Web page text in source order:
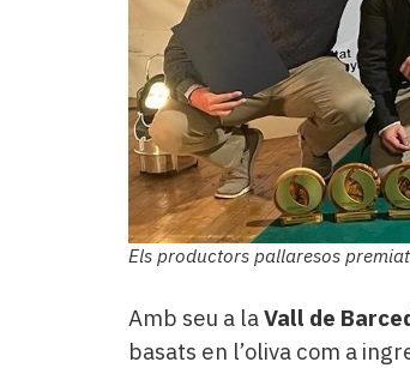
Els productors pallaresos
Amb seu a laVall de
basats en l’oliva com a